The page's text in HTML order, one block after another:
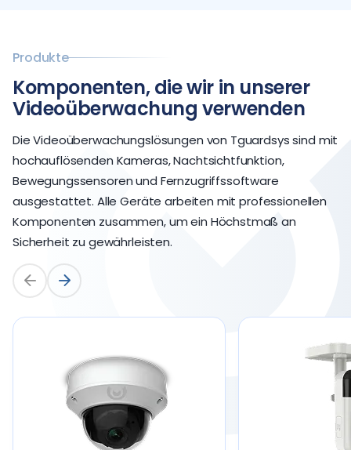
Produkte
Komponenten, die wir in unserer
Videoüberwachung verwenden
Die Videoüberwachungslösungen von Tguardsys sind mit
hochauflösenden Kameras, Nachtsichtfunktion,
Bewegungssensoren und Fernzugriffssoftware
ausgestattet. Alle Geräte arbeiten mit professionellen
Komponenten zusammen, um ein Höchstmaß an
Sicherheit zu gewährleisten.